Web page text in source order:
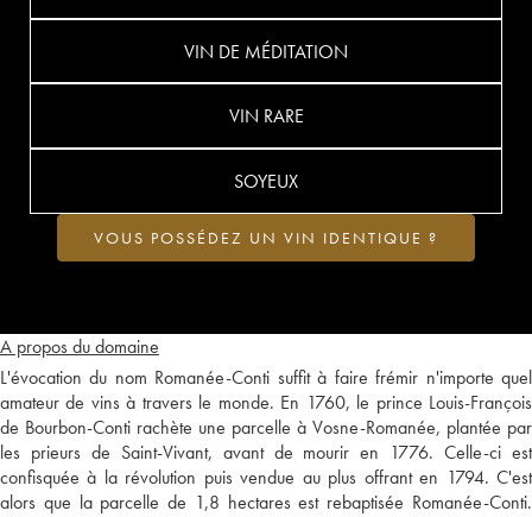
A propos du domaine
L'évocation du nom Romanée-Conti suffit à faire frémir n'importe quel
amateur de vins à travers le monde. En 1760, le prince Louis-François
de Bourbon-Conti rachète une parcelle à Vosne-Romanée, plantée par
les prieurs de Saint-Vivant, avant de mourir en 1776. Celle-ci est
confisquée à la révolution puis vendue au plus offrant en 1794. C'est
alors que la parcelle de 1,8 hectares est rebaptisée Romanée-Conti.
VIN DE MÉDITATION
VIN RARE
SOYEUX
VOUS POSSÉDEZ UN VIN IDENTIQUE ?